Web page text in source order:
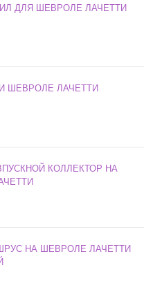
ДЛЯ ШЕВРОЛЕ ЛАЧЕТТИ
ШЕВРОЛЕ ЛАЧЕТТИ
КОЛЛЕКТОР НА
НА ШЕВРОЛЕ ЛАЧЕТТИ